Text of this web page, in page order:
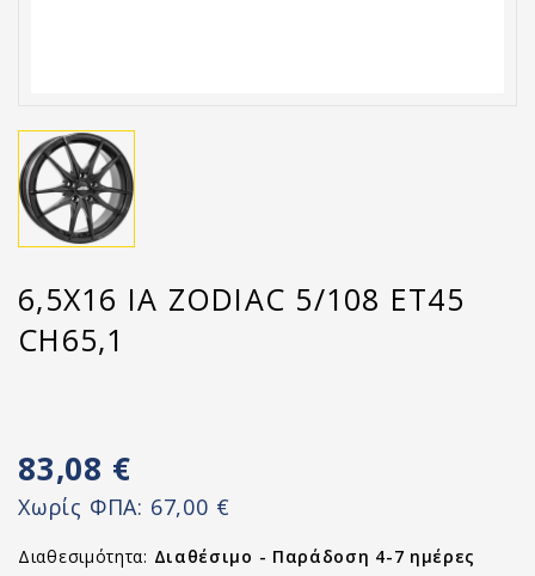
6,5X16 IA ZODIAC 5/108 ET45
CH65,1
83,08 €
Χωρίς ΦΠΑ: 67,00 €
Διαθεσιμότητα: Διαθέσιμο - Παράδοση 4-7 ημέρες